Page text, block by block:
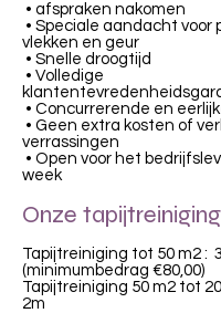
• afspraken nakomen
• Speciale aandacht voor
vlekken en geur
• Snelle droogtijd
• Volledige
• Concurrerende en
• Geen extra kosten of
verrassingen
• Open voor het
week
Onze
Tapijtreiniging tot 50 m2 :
(minimumbedrag €80,00)
Tapijtreiniging 50 m2 tot
2m